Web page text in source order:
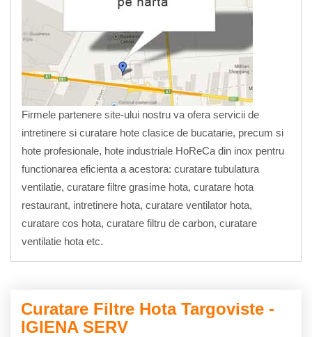
Firmele partenere site-ului nostru va ofera servicii de
intretinere si curatare hote clasice de bucatarie, precum si
hote profesionale, hote industriale HoReCa din inox pentru
functionarea eficienta a acestora: curatare tubulatura
ventilatie, curatare filtre grasime hota, curatare hota
restaurant, intretinere hota, curatare ventilator hota,
curatare cos hota, curatare filtru de carbon, curatare
ventilatie hota etc.
Curatare Filtre Hota Targoviste -
IGIENA SERV